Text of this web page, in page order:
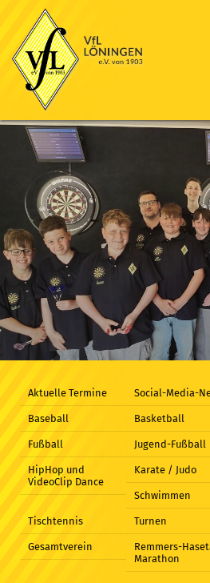
Aktuelle Termine Social-Media-
Baseball Basketball
Fußball Jugend-Fußball
HipHop und
VideoClip Dance
Karate / Judo
Schwimmen
Tischtennis Turnen
Gesamtverein
Remmers-
Marathon